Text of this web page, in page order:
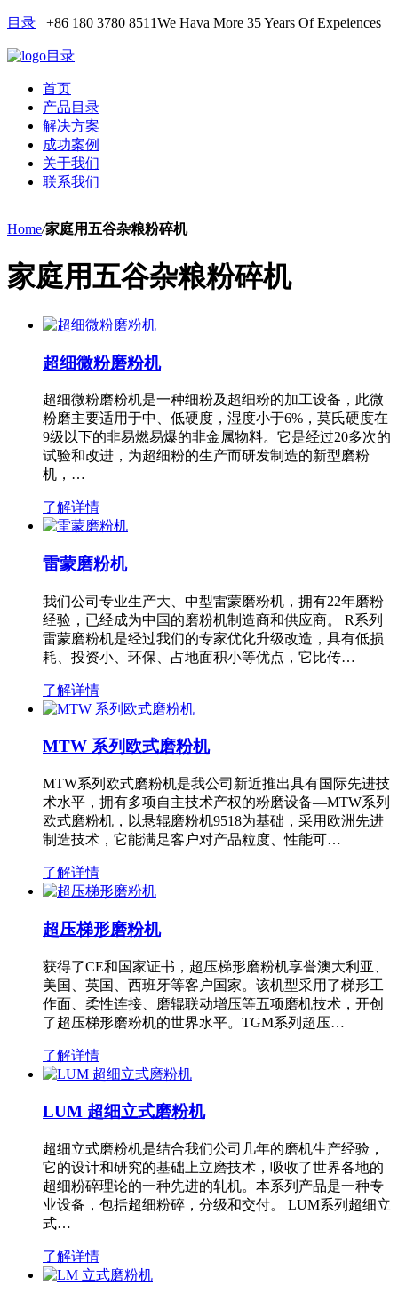
目录 +86 180 3780 8511We Hava More 35 Years Of Expeiences
目录
首页
产品目录
解决方案
成功案例
关于我们
联系我们
Home/家庭用五谷杂粮粉碎机
家庭用五谷杂粮粉碎机
超细微粉磨粉机
超细微粉磨粉机是一种细粉及超细粉的加工设备，此微
粉磨主要适用于中、低硬度，湿度小于6%，莫氏硬度在
9级以下的非易燃易爆的非金属物料。它是经过20多次的
试验和改进，为超细粉的生产而研发制造的新型磨粉
机，…
了解详情
雷蒙磨粉机
我们公司专业生产大、中型雷蒙磨粉机，拥有22年磨粉
经验，已经成为中国的磨粉机制造商和供应商。 R系列
雷蒙磨粉机是经过我们的专家优化升级改造，具有低损
耗、投资小、环保、占地面积小等优点，它比传…
了解详情
MTW 系列欧式磨粉机
MTW系列欧式磨粉机是我公司新近推出具有国际先进技
术水平，拥有多项自主技术产权的粉磨设备—MTW系列
欧式磨粉机，以悬辊磨粉机9518为基础，采用欧洲先进
制造技术，它能满足客户对产品粒度、性能可…
了解详情
超压梯形磨粉机
获得了CE和国家证书，超压梯形磨粉机享誉澳大利亚、
美国、英国、西班牙等客户国家。该机型采用了梯形工
作面、柔性连接、磨辊联动增压等五项磨机技术，开创
了超压梯形磨粉机的世界水平。TGM系列超压…
了解详情
LUM 超细立式磨粉机
超细立式磨粉机是结合我们公司几年的磨机生产经验，
它的设计和研究的基础上立磨技术，吸收了世界各地的
超细粉碎理论的一种先进的轧机。本系列产品是一种专
业设备，包括超细粉碎，分级和交付。 LUM系列超细立
式…
了解详情